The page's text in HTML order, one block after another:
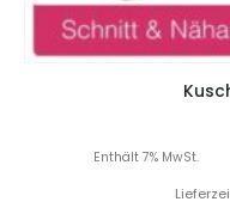
Enthält 7% MwSt.